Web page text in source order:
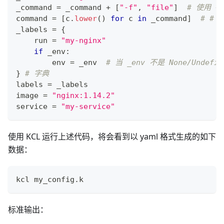
_command = _command + [ "-f" , "file" ]
# 使用 +
command = [c . lower() for c in _command]
# # 将
_labels = {
    run
=
"my-nginx"
if _env:
        env
= _env # 当 _env 不是 None/
} # 字典
labels = _labels
image =
"nginx:1.14.2"
service = "my-service"
使用 KCL 运行上述代码，将会看到以 yaml 格式生成的如下
数据：
kcl my_config . k
标准输出：